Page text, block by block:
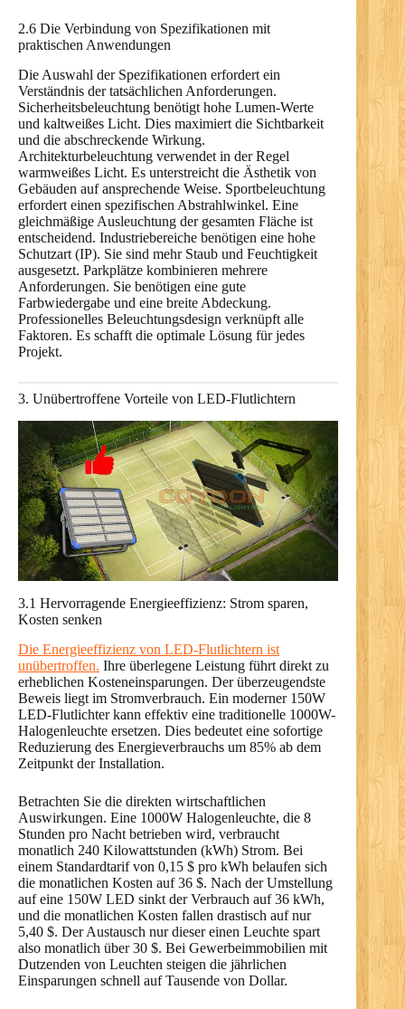
2.6 Die Verbindung von Spezifikationen mit
praktischen Anwendungen
Die Auswahl der Spezifikationen erfordert ein
Verständnis der tatsächlichen Anforderungen.
Sicherheitsbeleuchtung benötigt hohe Lumen-Werte
und kaltweißes Licht. Dies maximiert die Sichtbarkeit
und die abschreckende Wirkung.
Architekturbeleuchtung verwendet in der Regel
warmweißes Licht. Es unterstreicht die Ästhetik von
Gebäuden auf ansprechende Weise. Sportbeleuchtung
erfordert einen spezifischen Abstrahlwinkel. Eine
gleichmäßige Ausleuchtung der gesamten Fläche ist
entscheidend. Industriebereiche benötigen eine hohe
Schutzart (IP). Sie sind mehr Staub und Feuchtigkeit
ausgesetzt. Parkplätze kombinieren mehrere
Anforderungen. Sie benötigen eine gute
Farbwiedergabe und eine breite Abdeckung.
Professionelles Beleuchtungsdesign verknüpft alle
Faktoren. Es schafft die optimale Lösung für jedes
Projekt.
3. Unübertroffene Vorteile von LED-Flutlichtern
3.1 Hervorragende Energieeffizienz: Strom sparen,
Kosten senken
Die Energieeffizienz von LED-Flutlichtern ist
unübertroffen. Ihre überlegene Leistung führt direkt zu
erheblichen Kosteneinsparungen. Der überzeugendste
Beweis liegt im Stromverbrauch. Ein moderner 150W
LED-Flutlichter kann effektiv eine traditionelle 1000W-
Halogenleuchte ersetzen. Dies bedeutet eine sofortige
Reduzierung des Energieverbrauchs um 85% ab dem
Zeitpunkt der Installation.
Betrachten Sie die direkten wirtschaftlichen
Auswirkungen. Eine 1000W Halogenleuchte, die 8
Stunden pro Nacht betrieben wird, verbraucht
monatlich 240 Kilowattstunden (kWh) Strom. Bei
einem Standardtarif von 0,15 $ pro kWh belaufen sich
die monatlichen Kosten auf 36 $. Nach der Umstellung
auf eine 150W LED sinkt der Verbrauch auf 36 kWh,
und die monatlichen Kosten fallen drastisch auf nur
5,40 $. Der Austausch nur dieser einen Leuchte spart
also monatlich über 30 $. Bei Gewerbeimmobilien mit
Dutzenden von Leuchten steigen die jährlichen
Einsparungen schnell auf Tausende von Dollar.